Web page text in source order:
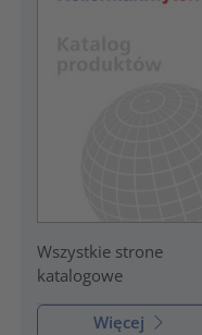
Wszystkie strone
katalogowe
Więcej